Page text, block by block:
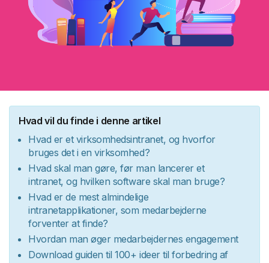
Hvad vil du finde i denne artikel
Hvad er et virksomhedsintranet, og hvorfor
bruges det i en virksomhed?
Hvad skal man gøre, før man lancerer et
intranet, og hvilken software skal man bruge?
Hvad er de mest almindelige
intranetapplikationer, som medarbejderne
forventer at finde?
Hvordan man øger medarbejdernes engagement
Download guiden til 100+ ideer til forbedring af